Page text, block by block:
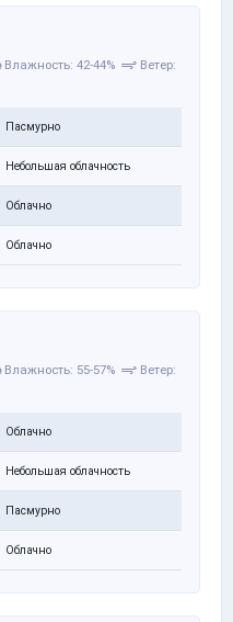
Влажность: 42-44%
Ветер:
Пасмурно
Небольшая облачность
Облачно
Облачно
Влажность: 55-57%
Ветер:
Облачно
Небольшая облачность
Пасмурно
Облачно